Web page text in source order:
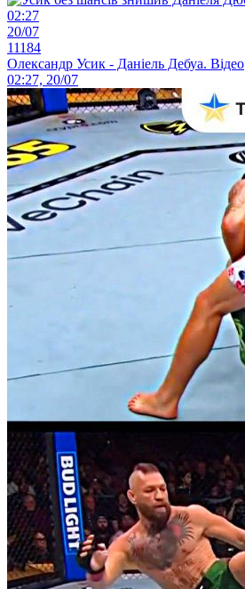
02:27
20/07
11184
Олександр Усик - Даніель Дебуа. Відео
02:27, 20/07